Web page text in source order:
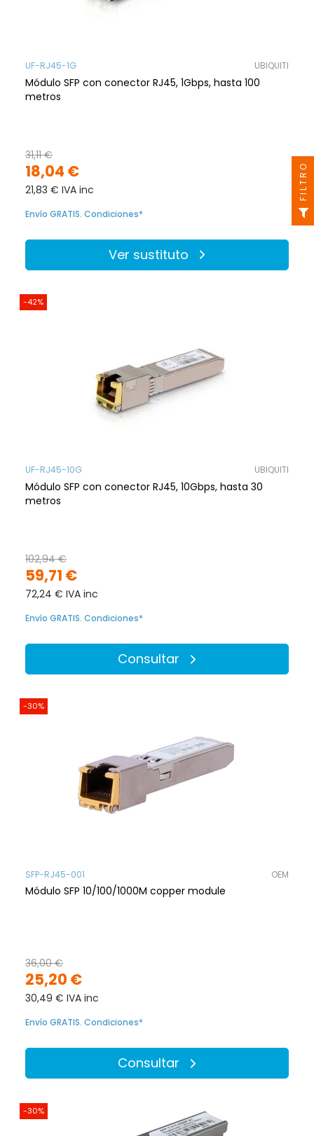
UF-RJ45-1G UBIQUITI
Módulo SFP con conector RJ45, 1Gbps, hasta 100
metros
18,04 €
31,11 €
21,83 € IVA inc
Envío GRATIS. Condiciones*
Ver sustituto
-42%
UF-RJ45-10G UBIQUITI
Módulo SFP con conector RJ45, 10Gbps, hasta 30
metros
59,71 €
102,94 €
72,24 € IVA inc
Envío GRATIS. Condiciones*
Consultar
-30%
SFP-RJ45-001 OEM
Módulo SFP 10/100/1000M copper module
25,20 €
36,00 €
30,49 € IVA inc
Envío GRATIS. Condiciones*
Consultar
-30%
FILTRO